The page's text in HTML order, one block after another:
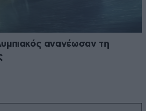
ανανέωσαν τη